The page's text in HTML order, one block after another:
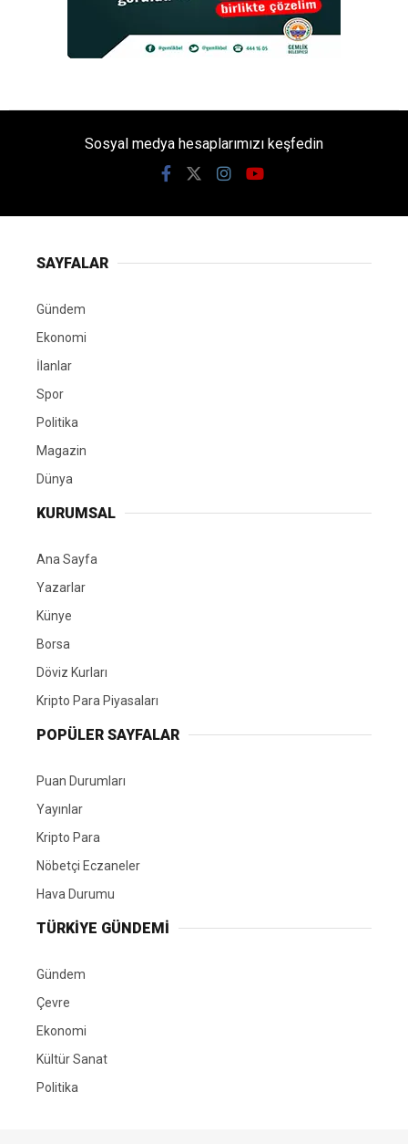
Sosyal medya hesaplarımızı keşfedin
SAYFALAR
Gündem
Ekonomi
İlanlar
Spor
Politika
Magazin
Dünya
KURUMSAL
Ana Sayfa
Yazarlar
Künye
Borsa
Döviz Kurları
Kripto Para Piyasaları
POPÜLER SAYFALAR
Puan Durumları
Yayınlar
Kripto Para
Nöbetçi Eczaneler
Hava Durumu
TÜRKIYE GÜNDEMI
Gündem
Çevre
Ekonomi
Kültür Sanat
Politika